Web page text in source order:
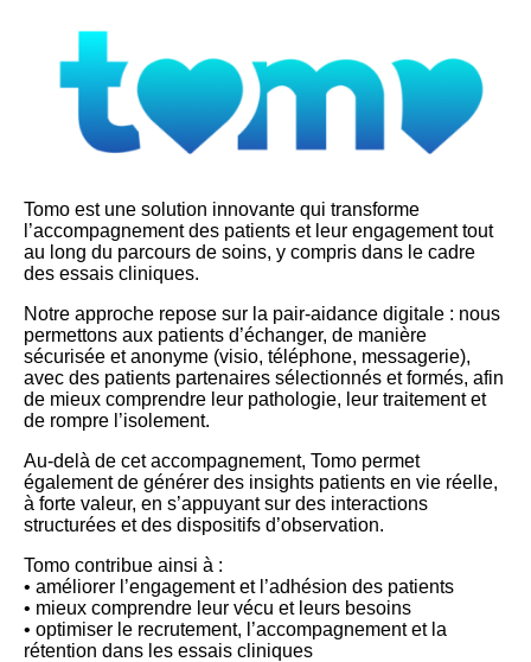
Tomo est une solution innovante qui transforme
l’accompagnement des patients et leur engagement tout
au long du parcours de soins, y compris dans le cadre
des essais cliniques.
Notre approche repose sur la pair-aidance digitale : nous
permettons aux patients d’échanger, de manière
sécurisée et anonyme (visio, téléphone, messagerie),
avec des patients partenaires sélectionnés et formés, afin
de mieux comprendre leur pathologie, leur traitement et
de rompre l’isolement.
Au-delà de cet accompagnement, Tomo permet
également de générer des insights patients en vie réelle,
à forte valeur, en s’appuyant sur des interactions
structurées et des dispositifs d’observation.
Tomo contribue ainsi à :
• améliorer l’engagement et l’adhésion des patients
• mieux comprendre leur vécu et leurs besoins
• optimiser le recrutement, l’accompagnement et la
rétention dans les essais cliniques